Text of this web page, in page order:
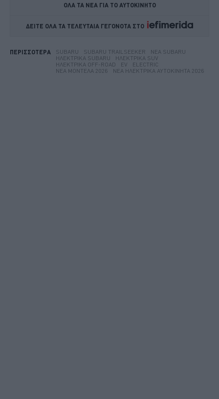
ΟΛΑ ΤΑ ΝΕΑ ΓΙΑ ΤΟ ΑΥΤΟΚΙΝΗΤΟ
ΔΕΙΤΕ ΟΛΑ ΤΑ ΤΕΛΕΥΤΑΙΑ ΓΕΓΟΝΟΤΑ ΣΤΟ
ΠΕΡΙΣΣΟΤΕΡΑ SUBARU SUBARU TRAILSEEKER
ΝΈΑ SUBARU
ΗΛΕΚΤΡΙΚΆ SUBARU
ΗΛΕΚΤΡΙΚΆ SUV
ΗΛΕΚΤΡΙΚΆ OFF-ROAD
EV
ELECTRIC
ΝΈΑ ΜΟΝΤΈΛΑ 2026
ΝΈΑ ΗΛΕΚΤΡΙΚΆ ΑΥΤΟΚΊΝΗΤΑ 2026